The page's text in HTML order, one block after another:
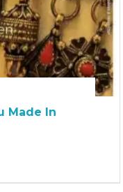
Made In